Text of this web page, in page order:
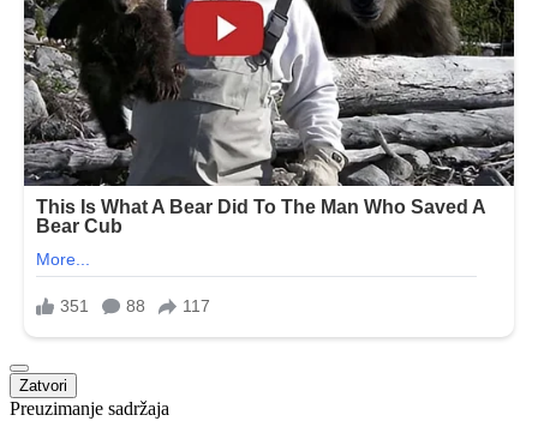
Zatvori
Preuzimanje sadržaja